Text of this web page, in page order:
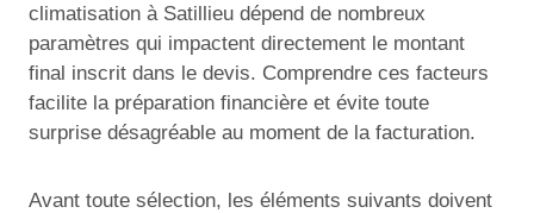
climatisation à Satillieu dépend de nombreux
paramètres qui impactent directement le montant
final inscrit dans le devis. Comprendre ces facteurs
facilite la préparation financière et évite toute
surprise désagréable au moment de la facturation.
Avant toute sélection, les éléments suivants doivent